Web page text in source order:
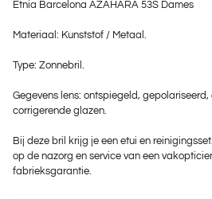
Etnia Barcelona AZAHARA 53S Dames
Materiaal: Kunststof / Metaal.
Type: Zonnebril.
Gegevens lens: ontspiegeld, gepolariseerd,
corrigerende glazen.
Bij deze bril krijg je een etui en
op de nazorg en service van een
fabrieksgarantie.